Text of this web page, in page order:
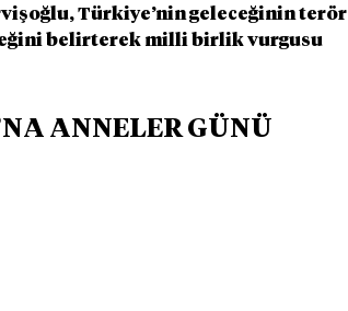
Türkiye’nin geleceğinin terör
belirterek milli birlik vurgusu
ANNELER GÜNÜ